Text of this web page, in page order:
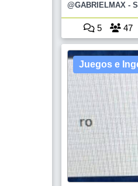
@GABRIELMAX -
5 47
Juegos e